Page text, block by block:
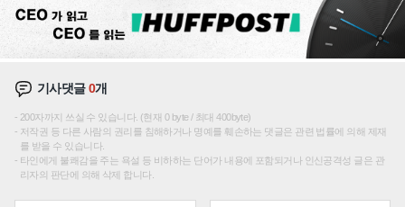
기사댓글0개
200자까지 쓰실 수 있습니다. (현재 0 byte / 최대 400byte)
저작권 등 다른 사람의 권리를 침해하거나 명예를 훼손하는 댓글은 관련 법률에 의해 제재
를 받을 수 있습니다.
타인에게 불쾌감을 주는 욕설 등 비하하는 단어가 내용에 포함되거나 인신공격성 글은 관
리자의 판단에 의해 삭제 합니다.